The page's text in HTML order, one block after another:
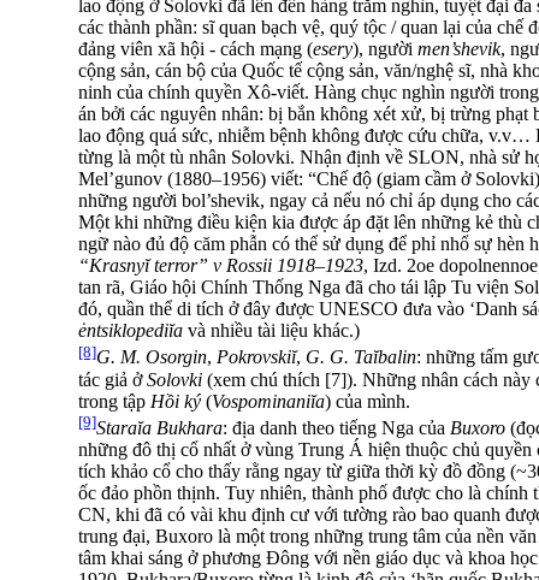
lao động ở Solovki đã lên đến hàng trăm nghìn, tuyệt đại
các thành phần: sĩ quan bạch vệ, quý tộc / quan lại của chế
đảng viên xã hội - cách mạng (esery), người men’shevik,
cộng sản, cán bộ của Quốc tế cộng sản, văn/nghệ sĩ, nhà
ninh của chính quyền Xô-viết. Hàng chục nghìn người
án bởi các nguyên nhân: bị bắn không xét xử, bị trừng phạt
lao động quá sức, nhiễm bệnh không được cứu chữa, v.v…
từng là một tù nhân Solovki. Nhận định về SLON, nhà sử
Mel’gunov (1880–1956) viết: “Chế độ (giam cầm ở
những người bol’shevik, ngay cả nếu nó chỉ áp dụng cho
Một khi những điều kiện kia được áp đặt lên những kẻ thù
ngữ nào đủ độ căm phẫn có thể sử dụng để phỉ nhổ sự hèn
“Krasnyĭ terror” v Rossii 1918–1923, Izd. 2ое
tan rã, Giáo hội Chính Thống Nga đã cho tái lập Tu viện
đó, quần thể di tích ở đây được UNESCO đưa vào ‘Danh
ėntsiklopediĭa và nhiều tài liệu khác.)
[8]G. M. Osorgin, Pokrovskiĭ, G. G. Taĭbalin: những tấm
tác giả ởSolovki (xem chú thích [7]). Những nhân cách
trong tập Hồi ký (Vospominaniĭa) của mình.
[9]Staraĭa Bukhara: địa danh theo tiếng Nga của Buxoro
những đô thị cổ nhất ở vùng Trung Á hiện thuộc chủ
tích khảo cổ cho thấy rằng ngay từ giữa thời kỳ đồ đồng
ốc đảo phồn thịnh. Tuy nhiên, thành phố được cho là chính
CN, khi đã có vài khu định cư với tường rào bao quanh
trung đại, Buxoro là một trong những trung tâm của nền
tâm khai sáng ở phương Đông với nền giáo dục và khoa